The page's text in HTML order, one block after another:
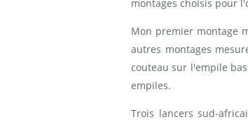
montages choisis pour
Mon premier montage
autres montages
couteau sur l'empile
empiles.
Trois lancers sud-